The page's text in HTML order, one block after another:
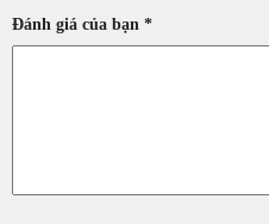
Đánh giá của bạn *